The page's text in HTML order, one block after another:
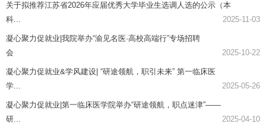
关于拟推荐江苏省2026年应届优秀大学毕业生选调人选的公示（本
科...
2025-11-03
凝心聚力促就业|我院举办“渝见名医·高校高端行”专场招聘
会
2025-10-22
凝心聚力促就业&学风建设| “研途领航，职引未来” 第一临床医
学...
2025-05-26
凝心聚力促就业|第一临床医学院举办“研途领航，职点迷津”——
研...
2025-04-10